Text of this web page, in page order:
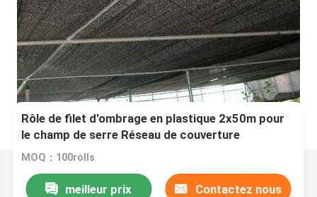
Rôle de filet d'ombrage en plastique 2x50m pour
le champ de serre Réseau de couverture
antipoussière
MOQ：100rolls
meilleur prix Contactez nous